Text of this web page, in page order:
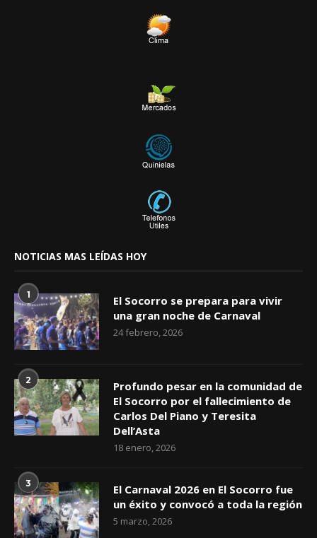
NOTICIAS MAS LEÍDAS HOY
1
El Socorro se prepara para vivir
una gran noche de Carnaval
24 febrero, 2026
2
Profundo pesar en la comunidad de
El Socorro por el fallecimiento de
Carlos Del Piano y Teresita
Dell’Asta
18 enero, 2026
3
El Carnaval 2026 en El Socorro fue
un éxito y convocó a toda la región
5 marzo, 2026